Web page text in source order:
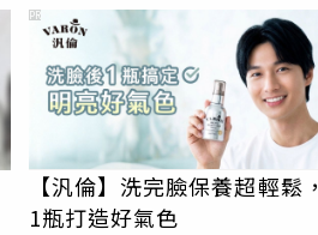
【汎倫】洗完臉保養超輕鬆，
1瓶打造好氣色
PR